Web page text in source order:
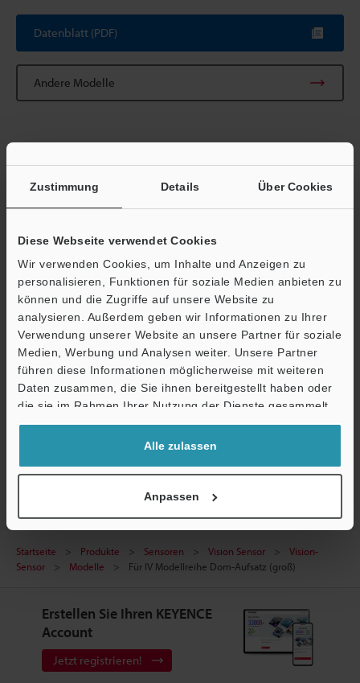
Zustimmung Details Über Cookies
Diese Webseite verwendet Cookies
Wir verwenden Cookies, um Inhalte und Anzeigen zu
personalisieren, Funktionen für soziale Medien anbieten zu
können und die Zugriffe auf unsere Website zu
analysieren. Außerdem geben wir Informationen zu Ihrer
Verwendung unserer Website an unsere Partner für soziale
Medien, Werbung und Analysen weiter. Unsere Partner
führen diese Informationen möglicherweise mit weiteren
Daten zusammen, die Sie ihnen bereitgestellt haben oder
die sie im Rahmen Ihrer Nutzung der Dienste gesammelt
haben.
Alle zulassen
Anpassen
Datenblatt (PDF)
Andere Modelle
Broschüre herunterladen
Technische Leitfäden
Datenblatt (PDF)
CAD / CAE
Handbücher
Software
Fragen
Startseite Produkte Sensoren Vision Sensor
Vision-
Sensor
Modelle Für IV Modellreihe Dom-Aufsatz (groß)
Erstellen Sie Ihren KEYENCE
Account
Jetzt registrieren!
Support